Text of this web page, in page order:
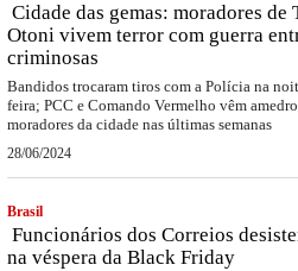
Cidade das gemas: moradores de
Otoni vivem terror com guerra
criminosas
Bandidos trocaram tiros com a Polícia na
feira; PCC e Comando Vermelho vêm
moradores da cidade nas últimas semanas
28/06/2024
Brasil
Funcionários dos Correios
na véspera da Black Friday